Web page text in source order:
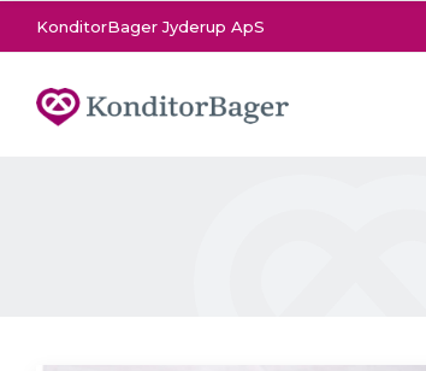
KonditorBager Jyderup ApS